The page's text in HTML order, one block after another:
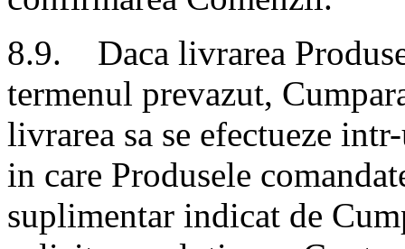
8.9. Daca livrarea
termenul prevazut,
livrarea sa se efectueze
in care Produsele
suplimentar indicat de